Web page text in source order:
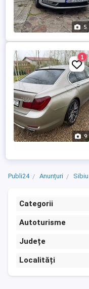
5
9
1
Publi24 Anunțuri Sibiu
Categorii
Autoturisme
Județe
Localități